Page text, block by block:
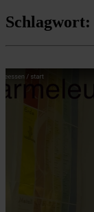
Schlagwort: